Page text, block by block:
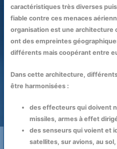
caractéristiques très diverses
fiable contre ces menaces
organisation est une architecture
ont des empreintes
différents mais coopérant entre
Dans cette architecture,
être harmonisées :
des effecteurs qui doivent
missiles, armes à effet
des senseurs qui voient et
satellites, sur avions, au